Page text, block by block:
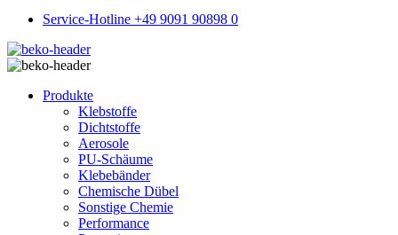
Service-Hotline +49 9091 90898 0
Produkte
Klebstoffe
Dichtstoffe
Aerosole
PU-Schäume
Klebebänder
Chemische Dübel
Sonstige Chemie
Performance